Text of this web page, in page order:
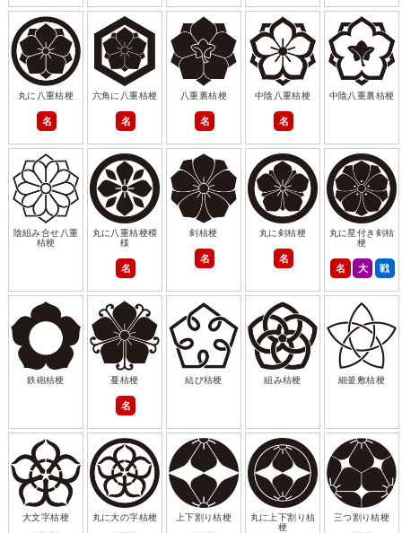
丸に八重桔梗
名
六角に八重桔梗
名
八重裏桔梗
名
中陰八重桔梗
名
中陰八重裏桔梗
陰組み合せ八重
桔梗
丸に八重桔梗模
様
名
剣桔梗
名
丸に剣桔梗
名
丸に星付き剣桔
梗
名 大 戦
鉄砲桔梗 蔓桔梗
名
結び桔梗 組み桔梗 細釜敷桔梗
大文字桔梗 丸に大の字桔梗 上下割り桔梗
丸に上下割り桔
梗
三つ割り桔梗